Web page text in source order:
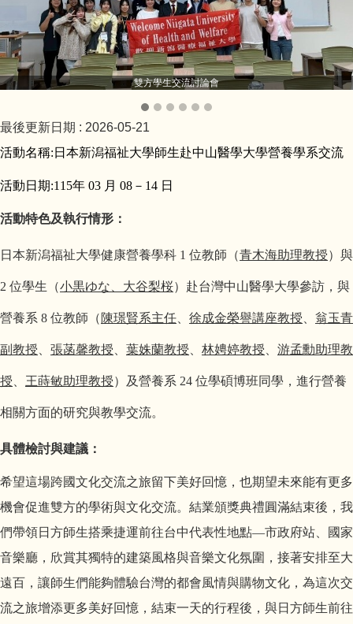
雙方學生交流討論會
最後更新日期 : 2026-05-21
活動名稱: 日本新潟福祉大學師生赴中山醫學大學營養學系交流
活動日期:115年 03 月 08－14 日
活動特色及執行情形：
日本新潟福祉大學健康營養學科 1 位教師（青木海助理教授）與
2 位學生（小黒ゆな、大谷梨桜）赴台灣中山醫學大學參訪，與
營養系 8 位教師（ 陳璟賢系主任 徐成金榮譽講座教授 翁玉青
副教授 張菡馨教授 葉姝蘭教授 林娉婷教授 游孟勳助理教
授 王蒔敏助理教授）及營養系 24 位學碩博班同學，進行營養
相關方面的研究與教學交流。
具體檢討與建議：
希望這場跨國文化交流之旅留下美好回憶，也期望未來能有更多
機會促進雙方的學術與文化交流。結業頒獎典禮圓滿結束後，我
們帶領日方師生搭乘捷運前往台中代表性地點—市政府站、國家
音樂廳，欣賞其獨特的建築風格與音樂文化氛圍，接著安排至大
遠百，讓師生們能夠體驗台灣的都會風情與購物文化，為這次交
流之旅增添更多美好回憶，結束一天的行程後，與日方師生前往